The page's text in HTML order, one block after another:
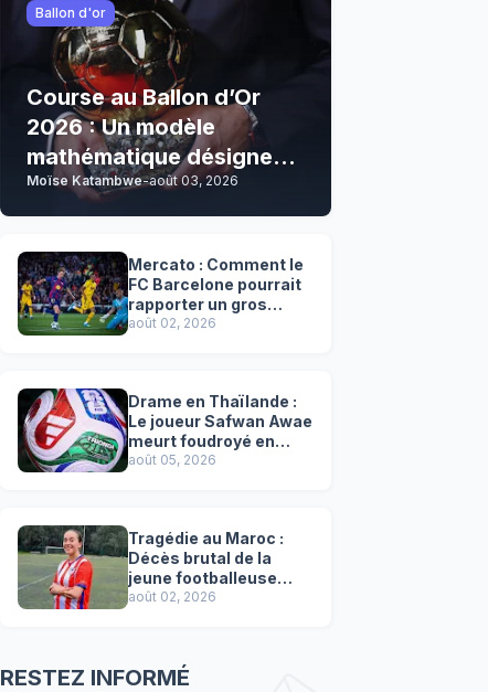
Ballon d'or
Course au Ballon d’Or
2026 : Un modèle
mathématique désigne
son grand favori !
Moïse Katambwe-août 03, 2026
Mercato : Comment le
FC Barcelone pourrait
rapporter un gros
chèque inespéré à l’OM
août 02, 2026
Drame en Thaïlande :
Le joueur Safwan Awae
meurt foudroyé en
plein match
août 05, 2026
Tragédie au Maroc :
Décès brutal de la
jeune footballeuse
Faten Ben Amar El
août 02, 2026
RESTEZ INFORMÉ